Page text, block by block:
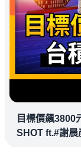
目標價飆3800
SHOT ft.#謝